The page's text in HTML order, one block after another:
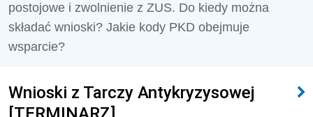
postojowe i zwolnienie z ZUS. Do kiedy można
składać wnioski? Jakie kody PKD obejmuje
wsparcie?
Wnioski z Tarczy Antykryzysowej